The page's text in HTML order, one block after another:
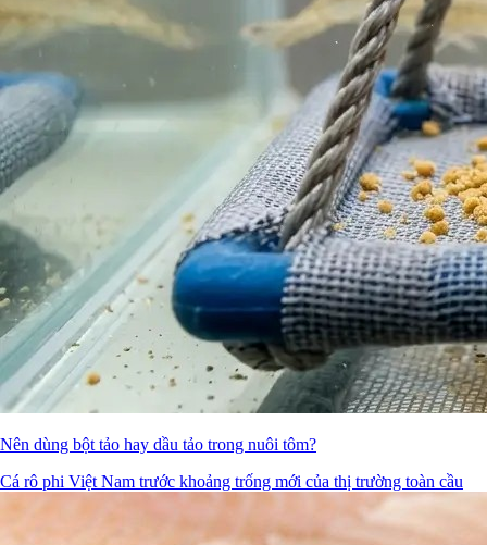
Nên dùng bột tảo hay dầu tảo trong nuôi tôm?
Cá rô phi Việt Nam trước khoảng trống mới của thị trường toàn cầu